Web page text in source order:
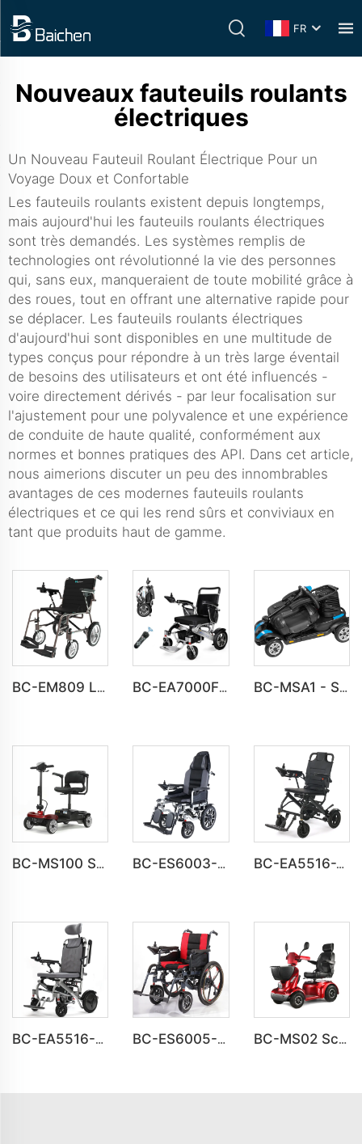
FR
Nouveaux fauteuils roulants
électriques
Un Nouveau Fauteuil Roulant Électrique Pour un
Voyage Doux et Confortable
Les fauteuils roulants existent depuis longtemps,
mais aujourd'hui les fauteuils roulants électriques
sont très demandés. Les systèmes remplis de
technologies ont révolutionné la vie des personnes
qui, sans eux, manqueraient de toute mobilité grâce à
des roues, tout en offrant une alternative rapide pour
se déplacer. Les fauteuils roulants électriques
d'aujourd'hui sont disponibles en une multitude de
types conçus pour répondre à un très large éventail
de besoins des utilisateurs et ont été influencés -
voire directement dérivés - par leur focalisation sur
l'ajustement pour une polyvalence et une expérience
de conduite de haute qualité, conformément aux
normes et bonnes pratiques des API. Dans cet article,
nous aimerions discuter un peu des innombrables
avantages de ces modernes fauteuils roulants
électriques et ce qui les rend sûrs et conviviaux en
tant que produits haut de gamme.
BC-EM809 Le fauteuil roulant électrique le plus léger en alliage de magnésium pour les voyages BC-EA7000F Moteurs puissants de 600 W Fauteuil roulant motorisé léger BC-MSA1 - Scooter de mobilité en aluminium durable, fourniture en vrac
BC-MS100 Scooters de mobilité pliables populaires légers pour voyages BC-ES6003-B Fauteuil roulant motorisé inclinable avec repose-jambes | Châssis robuste en acier pour une utilisation quotidienne BC-EA5516-X Fauteuil roulant électrique portable pour seniors
BC-EA5516-UPMR Fauteuil roulant en aluminium avec hauteur du siège réglable et dossier de tête BC-ES6005-A Fauteuil roulant électrique léger à grandes roues, pliable BC-MS02 Scooter Électrique de Mobilité Tout-Terrain Lourd à Longue Autonomie